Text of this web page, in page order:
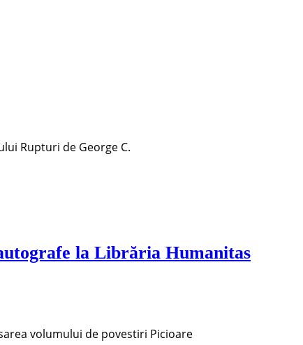
Rupturi de George C.
la Librăria Humanitas
volumului de povestiri Picioare